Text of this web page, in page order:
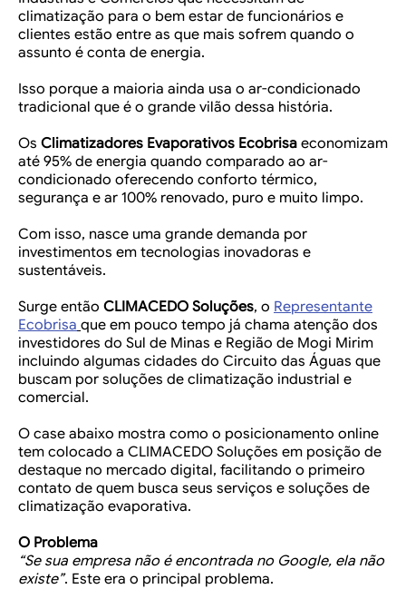
climatização para o bem estar de funcionários e
clientes estão entre as que mais sofrem quando o
assunto é conta de energia.
Isso porque a maioria ainda usa o ar-condicionado
tradicional que é o grande vilão dessa história.
Os Climatizadores Evaporativos Ecobrisa economizam
até 95% de energia quando comparado ao ar-
condicionado oferecendo conforto térmico,
segurança e ar 100% renovado, puro e muito limpo.
Com isso, nasce uma grande demanda por
investimentos em tecnologias inovadoras e
sustentáveis.
Surge então CLIMACEDO Soluções, o Representante
Ecobrisa que em pouco tempo já chama atenção dos
investidores do Sul de Minas e Região de Mogi Mirim
incluindo algumas cidades do Circuito das Águas que
buscam por soluções de climatização industrial e
comercial.
O case abaixo mostra como o posicionamento online
tem colocado a CLIMACEDO Soluções em posição de
destaque no mercado digital, facilitando o primeiro
contato de quem busca seus serviços e soluções de
climatização evaporativa.
O Problema
“Se sua empresa não é encontrada no Google, ela não
existe”. Este era o principal problema.